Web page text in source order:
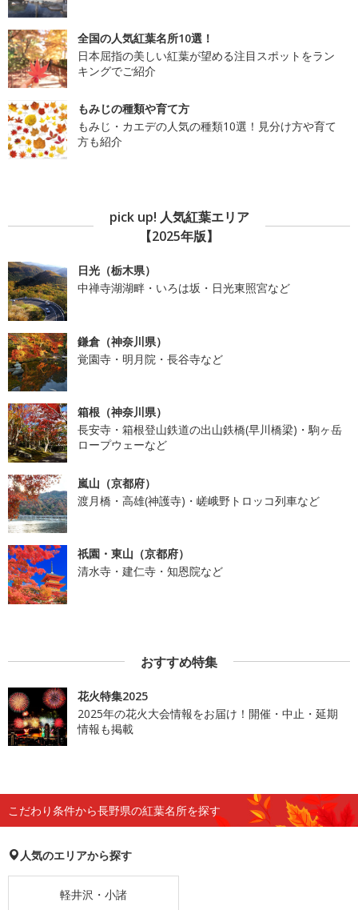
全国の人気紅葉名所10選！
日本屈指の美しい紅葉が望める注目スポットをラン
キングでご紹介
もみじの種類や育て方
もみじ・カエデの人気の種類10選！見分け方や育て
方も紹介
pick up! 人気紅葉エリア
【2025年版】
日光（栃木県）
中禅寺湖湖畔・いろは坂・日光東照宮など
鎌倉（神奈川県）
覚園寺・明月院・長谷寺など
箱根（神奈川県）
長安寺・箱根登山鉄道の出山鉄橋(早川橋梁)・駒ヶ岳
ロープウェーなど
嵐山（京都府）
渡月橋・高雄(神護寺)・嵯峨野トロッコ列車など
祇園・東山（京都府）
清水寺・建仁寺・知恩院など
おすすめ特集
花火特集2025
2025年の花火大会情報をお届け！開催・中止・延期
情報も掲載
こだわり条件から長野県の紅葉名所を探す
人気のエリアから探す
軽井沢・小諸